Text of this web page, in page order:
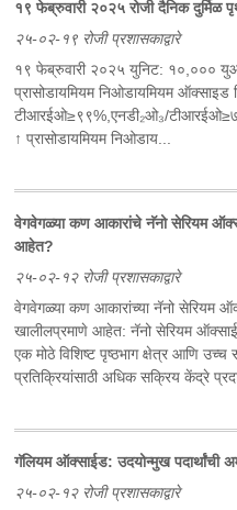
१९ फेब्रुवारी २०२५ रोजी दैनिक दुर्मिळ
२५-०२-१९ रोजी प्रशासकाद्वारे
१९ फेब्रुवारी २०२५ युनिट: १०,०००
प्रासोडायमियम निओडायमियम ऑक्साइड
टीआरईओ≥९९%,एनडी₂ओ₃/
↑ प्रासोडायमियम निओडाय...
वेगवेगळ्या कण आकारांचे नॅनो सेरियम
आहेत?
२५-०२-१२ रोजी प्रशासकाद्वारे
वेगवेगळ्या कण आकारांच्या नॅनो सेरियम
खालीलप्रमाणे आहेत: नॅनो सेरियम
एक मोठे विशिष्ट पृष्ठभाग क्षेत्र आणि
प्रतिक्रियांसाठी अधिक सक्रिय केंद्रे
गॅलियम ऑक्साईड: उदयोन्मुख पदार्थांची
२५-०२-१२ रोजी प्रशासकाद्वारे